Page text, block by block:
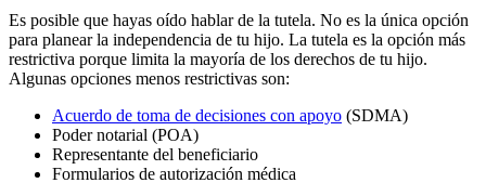
Es posible que hayas oído hablar de la tutela. No es la única opción
para planear la independencia de tu hijo. La tutela es la opción más
restrictiva porque limita la mayoría de los derechos de tu hijo.
Algunas opciones menos restrictivas son:
Acuerdo de toma de decisiones con apoyo (SDMA)
Poder notarial (POA)
Representante del beneficiario
Formularios de autorización médica